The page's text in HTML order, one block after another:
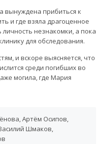
вынуждена прибиться к
и где взяла драгоценное
незнакомки, а пока
для обследования.
и вскоре выясняется, что
среди погибших во
могила, где Мария
Артём Осипов,
Шмаков,